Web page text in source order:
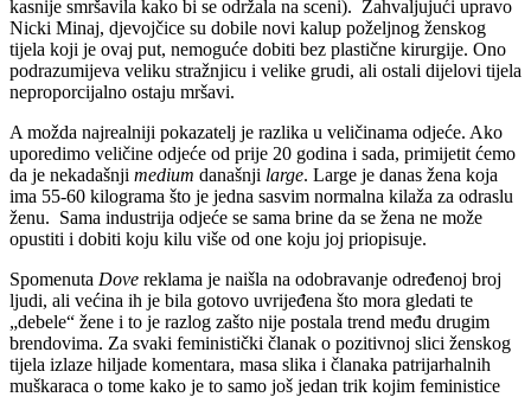
kasnije smršavila kako bi se održala na sceni). Zahvaljujući upravo
Nicki Minaj, djevojčice su dobile novi kalup poželjnog ženskog
tijela koji je ovaj put, nemoguće dobiti bez plastične kirurgije. Ono
podrazumijeva veliku stražnjicu i velike grudi, ali ostali dijelovi tijela
neproporcijalno ostaju mršavi.
A možda najrealniji pokazatelj je razlika u veličinama odjeće. Ako
uporedimo veličine odjeće od prije 20 godina i sada, primijetit ćemo
da je nekadašnji medium današnji large. Large je danas žena koja
ima 55-60 kilograma što je jedna sasvim normalna kilaža za odraslu
ženu. Sama industrija odjeće se sama brine da se žena ne može
opustiti i dobiti koju kilu više od one koju joj priopisuje.
Spomenuta Dove reklama je naišla na odobravanje određenoj broj
ljudi, ali većina ih je bila gotovo uvrijeđena što mora gledati te
„debele“ žene i to je razlog zašto nije postala trend među drugim
brendovima. Za svaki feministički članak o pozitivnoj slici ženskog
tijela izlaze hiljade komentara, masa slika i članaka patrijarhalnih
muškaraca o tome kako je to samo još jedan trik kojim feministice